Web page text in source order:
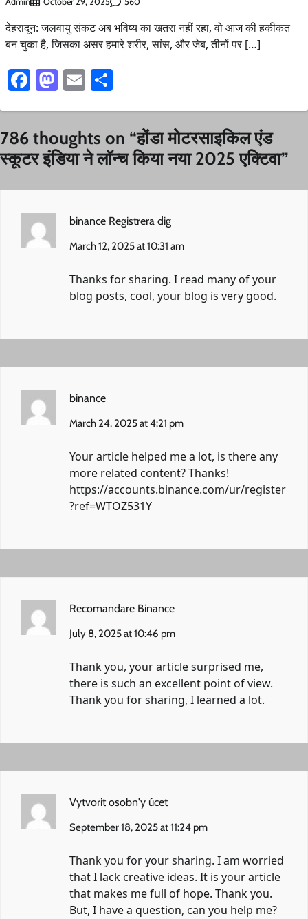
देहरादून: जलवायु संकट अब भविष्य का खतरा नहीं रहा, वो आज की हकीकत
बन चुका है, जिसका असर हमारे शरीर, सांस, और जेब, तीनों पर […]
Facebook
Mastodon
Email
786 thoughts on “होंडा मोटरसाइकिल एंड
स्कूटर इंडिया ने लॉन्च किया नया 2025 एक्टिवा”
binance Registrera dig
March 12, 2025 at 10:31 am
Thanks for sharing. I read many of your
blog posts, cool, your blog is very good.
binance
March 24, 2025 at 4:21 pm
Your article helped me a lot, is there any
more related content? Thanks!
https://accounts.binance.com/ur/register
?ref=WTOZ531Y
Recomandare Binance
July 8, 2025 at 10:46 pm
Thank you, your article surprised me,
there is such an excellent point of view.
Thank you for sharing, I learned a lot.
Vytvorit osobn'y úcet
September 18, 2025 at 11:24 pm
Thank you for your sharing. I am worried
that I lack creative ideas. It is your article
that makes me full of hope. Thank you.
But, I have a question, can you help me?